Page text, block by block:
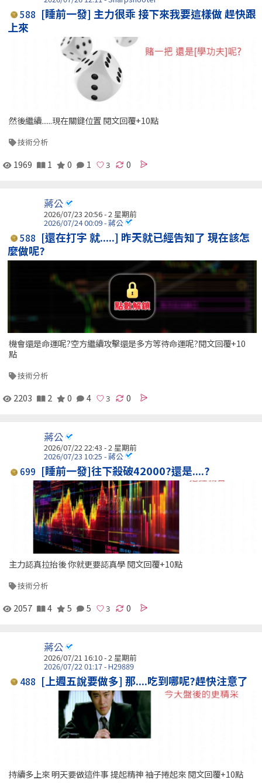
588 [睡前一發] 主力很乖 接下來我要這樣做 趕快跟
上來
然後繼續......現在關鍵位置 閱文回覆+10點
技術分析
1969 1 0 1 0
蔣公
2026/07/23 20:56 - 2 星期前
2026/07/24 00:09 - 蔣公
588 [還在打字 就.....] 昨天就已經告知了 現在該怎
麼做呢?
機會還是命運呢?空方繼續攻擊還是多方等待命運呢?閱文回覆+10
點
技術分析
2203 2 0 4 0
蔣公
2026/07/22 22:43 - 2 星期前
2026/07/23 10:25 - 蔣公
699 [睡前一發]往下殺破42000?還是....?
主力認真拉抬後 你就更要認真學 閱文回覆+10點
技術分析
2057 4 5 5 0
蔣公
2026/07/21 16:10 - 2 星期前
2026/07/22 01:17 - H29889
488 [上週五說要做多] 那....吃到哪呢?趕快注意了
持續多上來 明天要做這件事 提起精神 袖子捲起來 閱文回覆+10點